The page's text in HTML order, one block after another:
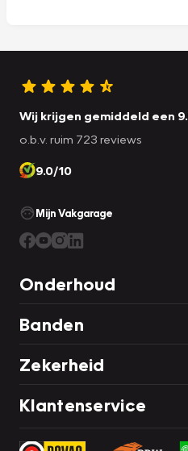
Wij krijgen gemiddeld een
o.b.v. ruim 723 reviews
9.0/10
Mijn Vakgarage
Onderhoud
Banden
Zekerheid
Klantenservice